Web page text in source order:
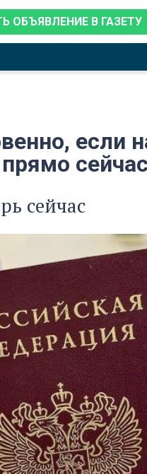
ОБЪЯВЛЕНИЕ В ГАЗЕТУ
если
сейчас
сейчас